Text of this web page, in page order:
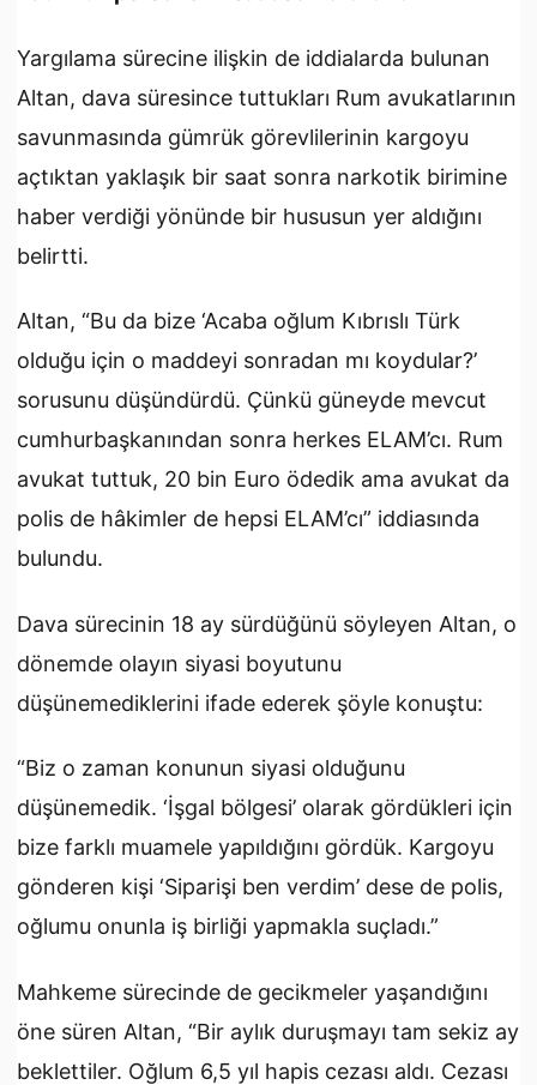
Yargılama sürecine ilişkin de iddialarda bulunan
Altan, dava süresince tuttukları Rum avukatlarının
savunmasında gümrük görevlilerinin kargoyu
açtıktan yaklaşık bir saat sonra narkotik birimine
haber verdiği yönünde bir hususun yer aldığını
belirtti.
Altan, “Bu da bize ‘Acaba oğlum Kıbrıslı Türk
olduğu için o maddeyi sonradan mı koydular?’
sorusunu düşündürdü. Çünkü güneyde mevcut
cumhurbaşkanından sonra herkes ELAM’cı. Rum
avukat tuttuk, 20 bin Euro ödedik ama avukat da
polis de hâkimler de hepsi ELAM’cı” iddiasında
bulundu.
Dava sürecinin 18 ay sürdüğünü söyleyen Altan, o
dönemde olayın siyasi boyutunu
düşünemediklerini ifade ederek şöyle konuştu:
“Biz o zaman konunun siyasi olduğunu
düşünemedik. ‘İşgal bölgesi’ olarak gördükleri için
bize farklı muamele yapıldığını gördük. Kargoyu
gönderen kişi ‘Siparişi ben verdim’ dese de polis,
oğlumu onunla iş birliği yapmakla suçladı.”
Mahkeme sürecinde de gecikmeler yaşandığını
öne süren Altan, “Bir aylık duruşmayı tam sekiz ay
beklettiler. Oğlum 6,5 yıl hapis cezası aldı. Cezası